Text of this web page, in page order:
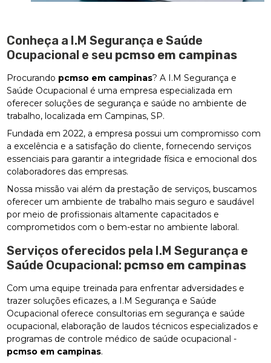
Conheça a I.M Segurança e Saúde
Ocupacional e seu pcmso em campinas
Procurando pcmso em campinas? A I.M Segurança e
Saúde Ocupacional é uma empresa especializada em
oferecer soluções de segurança e saúde no ambiente de
trabalho, localizada em Campinas, SP.
Fundada em 2022, a empresa possui um compromisso com
a excelência e a satisfação do cliente, fornecendo serviços
essenciais para garantir a integridade física e emocional dos
colaboradores das empresas.
Nossa missão vai além da prestação de serviços, buscamos
oferecer um ambiente de trabalho mais seguro e saudável
por meio de profissionais altamente capacitados e
comprometidos com o bem-estar no ambiente laboral.
Serviços oferecidos pela I.M Segurança e
Saúde Ocupacional: pcmso em campinas
Com uma equipe treinada para enfrentar adversidades e
trazer soluções eficazes, a I.M Segurança e Saúde
Ocupacional oferece consultorias em segurança e saúde
ocupacional, elaboração de laudos técnicos especializados e
programas de controle médico de saúde ocupacional -
pcmso em campinas.